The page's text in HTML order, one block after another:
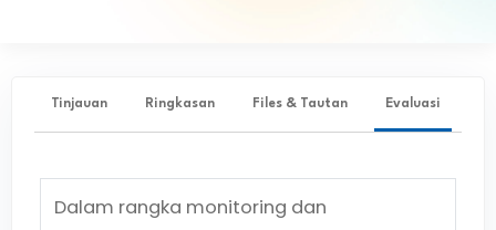
Tinjauan Ringkasan Files & Tautan Evaluasi
Dalam rangka monitoring dan